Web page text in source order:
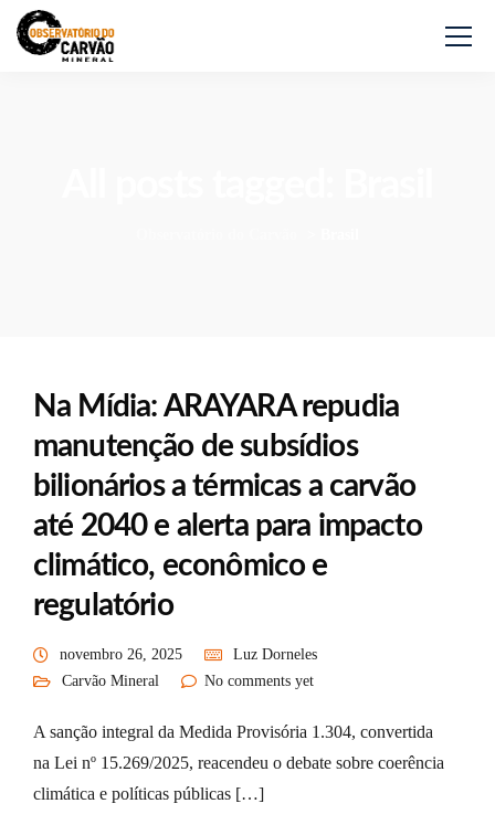
Na Mídia: ARAYARA repudia
manutenção de subsídios
bilionários a térmicas a carvão
até 2040 e alerta para impacto
climático, econômico e
regulatório
novembro 26, 2025
Luz Dorneles
Carvão Mineral
No comments yet
A sanção integral da Medida Provisória 1.304, convertida
na Lei nº 15.269/2025, reacendeu o debate sobre coerência
climática e políticas públicas […]